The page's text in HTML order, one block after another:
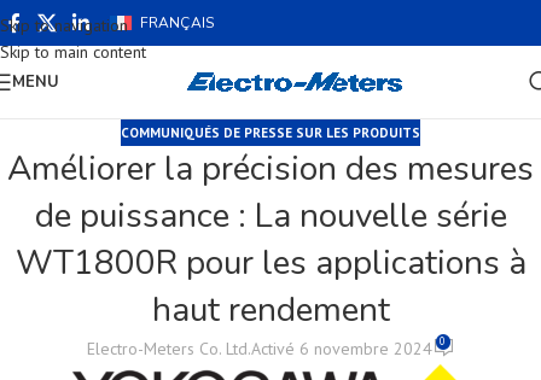
Skip to navigation
Skip to main content
FRANÇAIS
MENU
COMMUNIQUÉS DE PRESSE SUR LES PRODUITS
Améliorer la précision des mesures
de puissance : La nouvelle série
WT1800R pour les applications à
haut rendement
Electro-Meters Co. Ltd.Activé 6 novembre 2024 0